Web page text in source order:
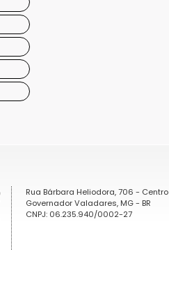
Rua Bárbara Heliodora, 706 - Centro
Governador Valadares, MG - BR
CNPJ: 06.235.940/0002-27